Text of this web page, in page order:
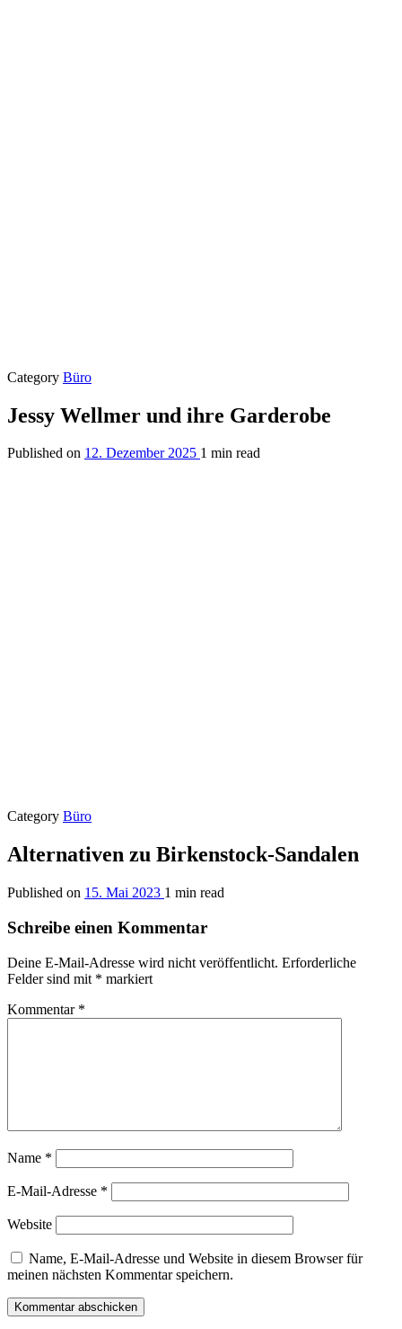
Category Büro
Jessy Wellmer und ihre Garderobe
Published on 12. Dezember 2025 1 min read
Category Büro
Alternativen zu Birkenstock-Sandalen
Published on 15. Mai 2023 1 min read
Schreibe einen Kommentar
Deine E-Mail-Adresse wird nicht veröffentlicht. Erforderliche
Felder sind mit * markiert
Kommentar *
Name *
E-Mail-Adresse *
Website
Name, E-Mail-Adresse und Website in diesem Browser für
meinen nächsten Kommentar speichern.